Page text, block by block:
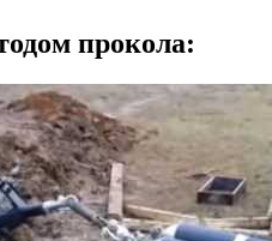
прокола: